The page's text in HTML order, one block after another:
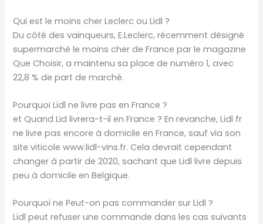
Qui est le moins cher Leclerc ou Lidl ?
Du côté des vainqueurs, E.Leclerc, récemment désigné
supermarché le moins cher de France par le magazine
Que Choisir, a maintenu sa place de numéro 1, avec
22,8 % de part de marché.
Pourquoi Lidl ne livre pas en France ?
et Quand Lid livrera-t-il en France ? En revanche, Lidl fr
ne livre pas encore à domicile en France, sauf via son
site viticole www.lidl-vins.fr. Cela devrait cependant
changer à partir de 2020, sachant que Lidl livre depuis
peu à domicile en Belgique.
Pourquoi ne Peut-on pas commander sur Lidl ?
Lidl peut refuser une commande dans les cas suivants